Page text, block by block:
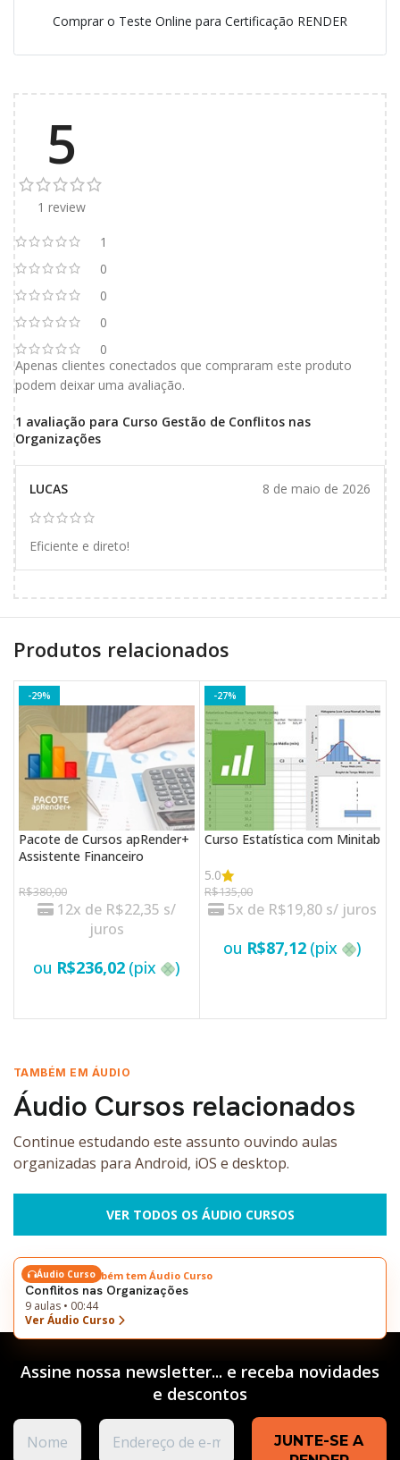
Comprar o Teste Online para Certificação RENDER
5
1 review
1
0
0
0
0
1 avaliação para Curso Gestão de Conflitos nas
Organizações
LUCAS 8 de maio de 2026
Eficiente e direto!
Apenas clientes conectados que compraram este produto
podem deixar uma avaliação.
Produtos relacionados
-29%
Pacote de Cursos apRender+
Assistente Financeiro
R$380,00
12x de R$22,35 s/
juros
ou R$236,02 (pix )
-27%
Curso Estatística com Minitab
5.0
R$135,00
5x de R$19,80 s/ juros
ou R$87,12 (pix )
TAMBÉM EM ÁUDIO
Áudio Cursos relacionados
Continue estudando este assunto ouvindo aulas
organizadas para Android, iOS e desktop.
VER TODOS OS ÁUDIO CURSOS
Áudio Curso
Este tema também tem Áudio Curso
Conflitos nas Organizações
9 aulas • 00:44
Ver Áudio Curso
Assine nossa newsletter... e receba novidades
e descontos